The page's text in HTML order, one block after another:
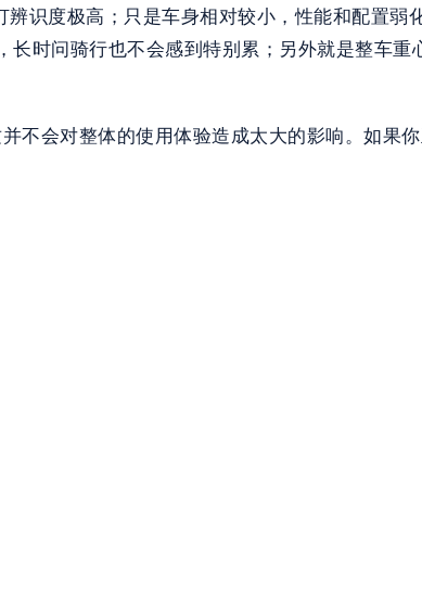
识度极高；只是车身相对较小，性能和配置弱
时问骑行也不会感到特别累；另外就是整车
不会对整体的使用体验造成太大的影响。如果